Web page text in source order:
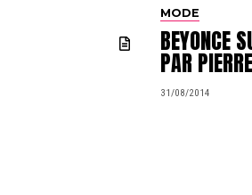
MODE
BEYONCE
PAR
31/08/2014